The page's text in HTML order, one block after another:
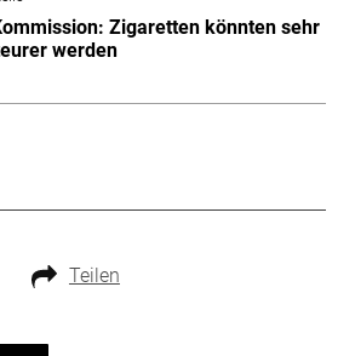
Zigaretten könnten sehr
werden
Teilen